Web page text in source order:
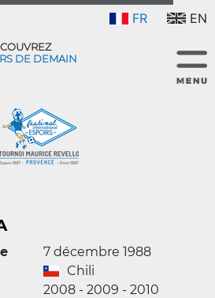
FR EN
DE DEMAIN
7 décembre 1988
Chili
2008 - 2009 - 2010